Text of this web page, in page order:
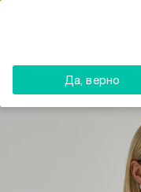
Да, верно
Магазин